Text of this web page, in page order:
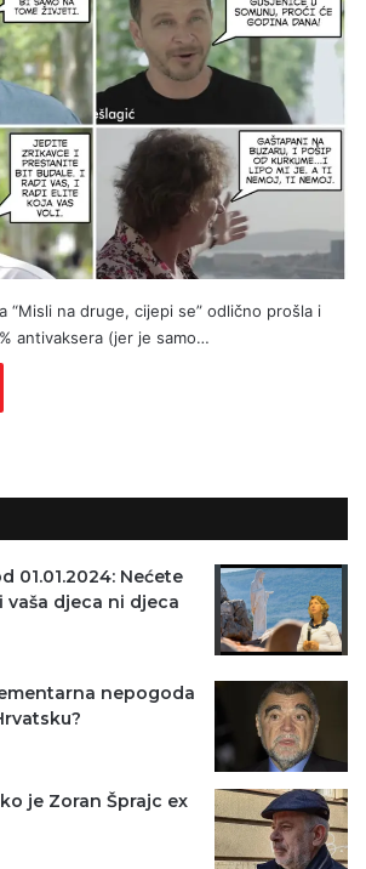
“Misli na druge, cijepi se” odlično prošla i
antivaksera (jer je samo…
01.01.2024: Nećete
djeca ni djeca
nepogoda
je Zoran Šprajc ex